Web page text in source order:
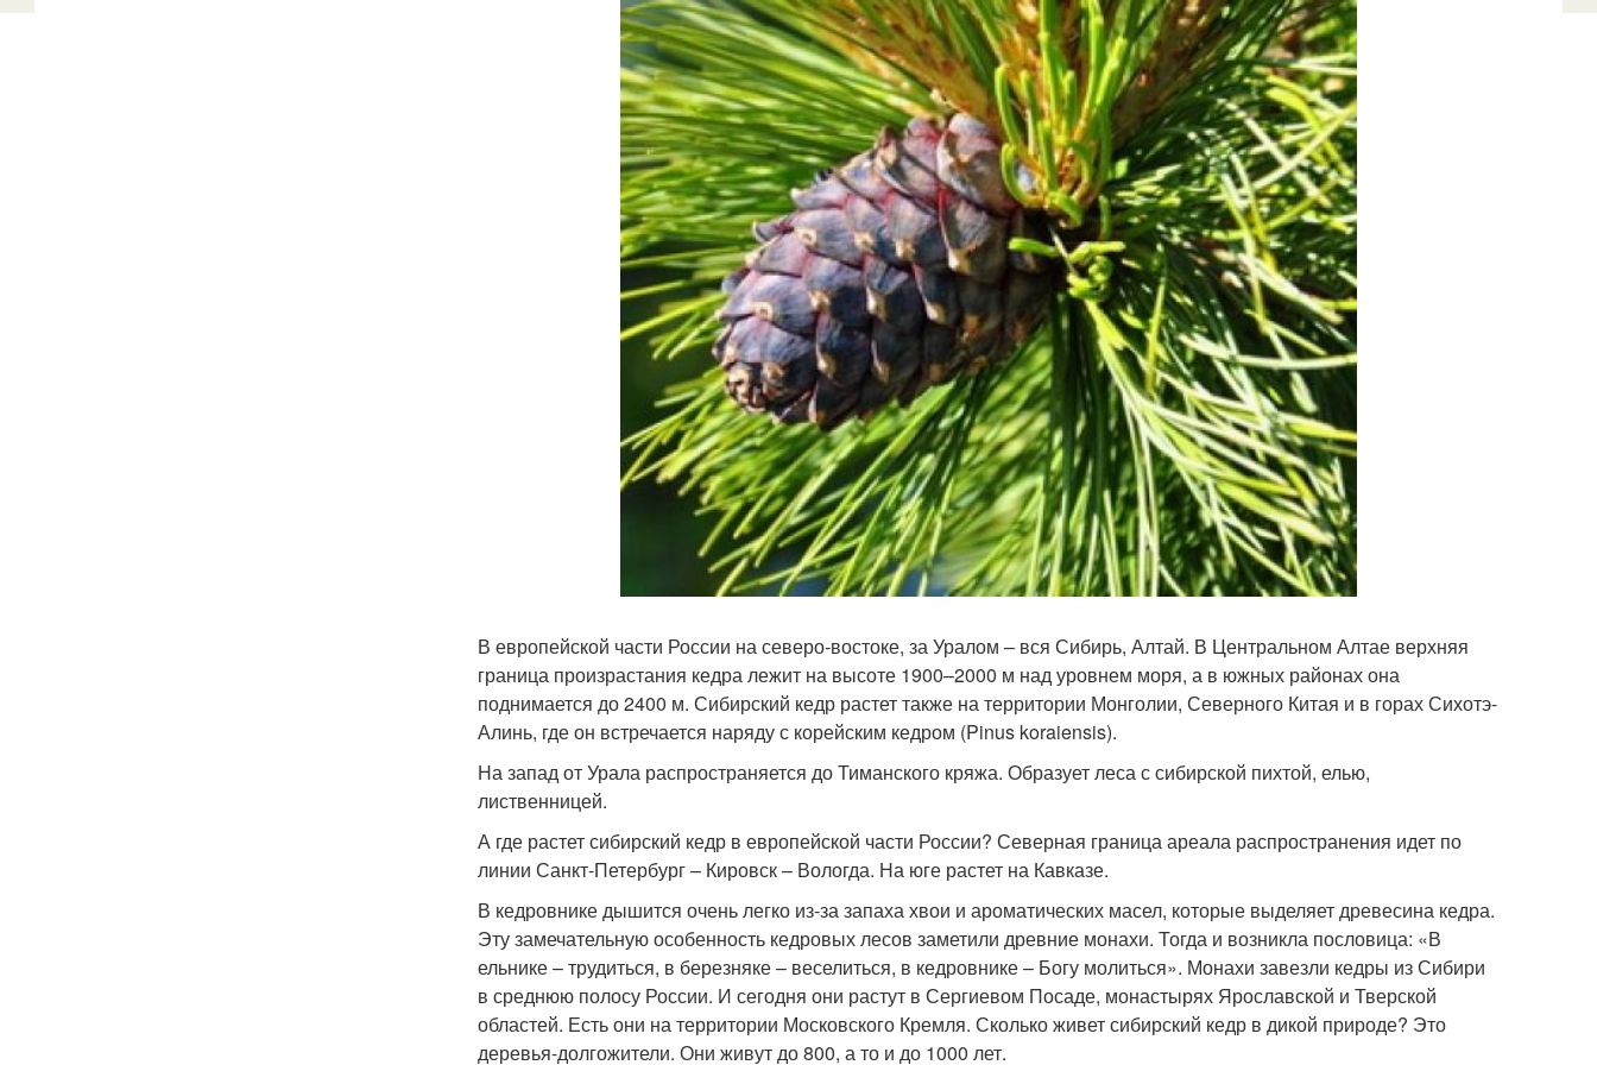
В европейской части России на северо-востоке, за Уралом – вся Сибирь, Алтай. В Центральном Алтае верхняя
граница произрастания кедра лежит на высоте 1900–2000 м над уровнем моря, а в южных районах она
поднимается до 2400 м. Сибирский кедр растет также на территории Монголии, Северного Китая и в горах Сихотэ-
Алинь, где он встречается наряду с корейским кедром (Pinus koraiensis).
На запад от Урала распространяется до Тиманского кряжа. Образует леса с сибирской пихтой, елью,
лиственницей.
А где растет сибирский кедр в европейской части России? Северная граница ареала распространения идет по
линии Санкт-Петербург – Кировск – Вологда. На юге растет на Кавказе.
В кедровнике дышится очень легко из-за запаха хвои и ароматических масел, которые выделяет древесина кедра.
Эту замечательную особенность кедровых лесов заметили древние монахи. Тогда и возникла пословица: «В
ельнике – трудиться, в березняке – веселиться, в кедровнике – Богу молиться». Монахи завезли кедры из Сибири
в среднюю полосу России. И сегодня они растут в Сергиевом Посаде, монастырях Ярославской и Тверской
областей. Есть они на территории Московского Кремля. Сколько живет сибирский кедр в дикой природе? Это
деревья-долгожители. Они живут до 800, а то и до 1000 лет.